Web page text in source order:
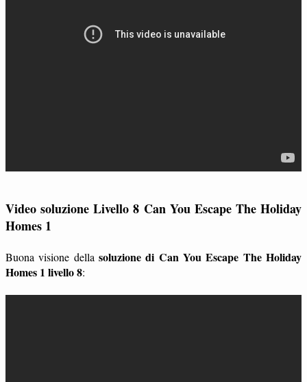
Video soluzione Livello 8 Can You Escape The Holiday
Homes 1
Buona visione della soluzione di Can You Escape The Holiday
Homes 1 livello 8: